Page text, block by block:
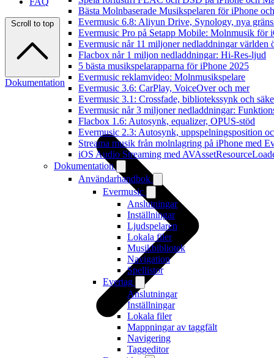
Bästa Molnbaserade Musikspelaren för iPhone
Evermusic 6.8: Aliyun Drive, Synology, nya
Evermusic Pro på Setapp Mobile: Molnmusik för
Evermusic når 11 miljoner nedladdningar världen
Flacbox når 1 miljon nedladdningar: Hi-Res-ljud
5 bästa musikspelarapparna för iPhone 2025
Evermusic reklamvideo: Molnmusikspelare
Evermusic 3.6: CarPlay, VoiceOver och mer
Evermusic 3.1: Crossfade, bibliotekssynk och
Evermusic når 3 miljoner nedladdningar:
Flacbox 1.6: Autosynk, equalizer, OPUS-stöd
Evermusic 2.3: Autosynk, uppspelningsposition
Streama musik från molnlagring på iPhone med
iOS Audio Streaming med
Dokumentation
Användarhandbok
Evermusic
Anslutningar
Inställningar
Ljudspelaren
Lokala filer
Musikbibliotek
Navigation
Spellistor
Evertag
Anslutningar
Inställningar
Lokala filer
Mappningar av taggfält
Navigering
Taggeditor
Scroll to top
Dokumentation